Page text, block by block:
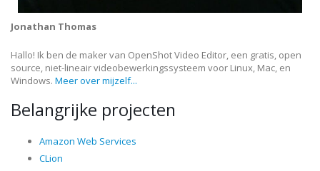
Jonathan Thomas
Hallo! Ik ben de maker van OpenShot Video Editor, een gratis, open
source, niet-lineair videobewerkingssysteem voor Linux, Mac, en
Windows. Meer over mijzelf...
Belangrijke projecten
Amazon Web Services
CLion